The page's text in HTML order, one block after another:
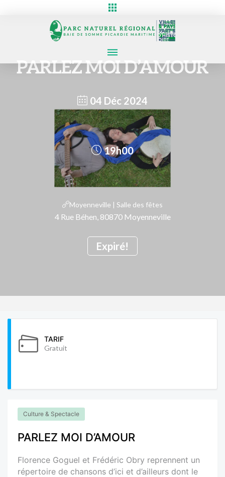
PARLEZ MOI D’AMOUR
04 Déc 2024
Expiré!
19h00
Moyenneville | Salle des fêtes
4 Rue Béhen, 80870 Moyenneville
TARIF
Gratuit
Culture & Spectacle
PARLEZ MOI D’AMOUR
Florence Goguel et Frédéric Obry reprennent un
répertoire de chansons d’ici et d’ailleurs dont le